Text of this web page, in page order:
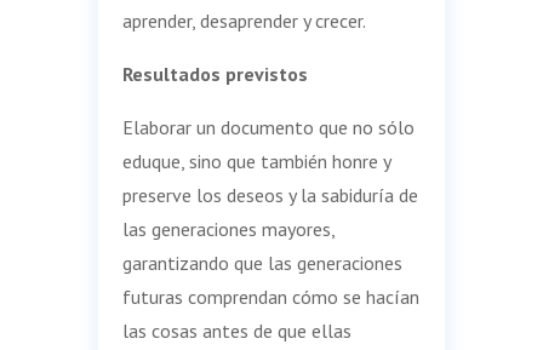
aprender, desaprender y crecer.
Resultados previstos
Elaborar un documento que no sólo
eduque, sino que también honre y
preserve los deseos y la sabiduría de
las generaciones mayores,
garantizando que las generaciones
futuras comprendan cómo se hacían
las cosas antes de que ellas